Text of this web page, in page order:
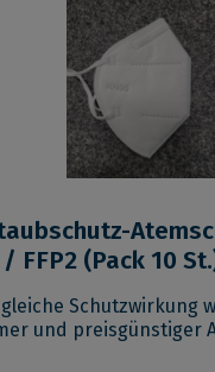
FFP2 (Pack 10
Schutzwirkung
und preisgünstiger